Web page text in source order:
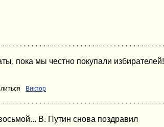
пока мы честно покупали избирателей!
Виктор
В. Путин снова поздравил